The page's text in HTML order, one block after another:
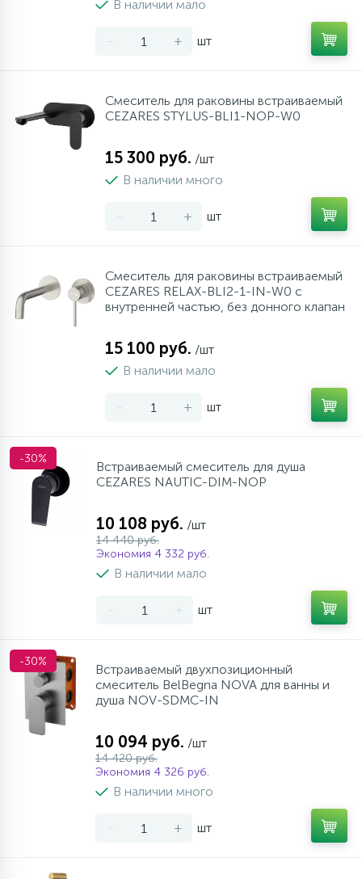
Возврат товара
В наличии мало
- + шт
Смеситель для раковины встраиваемый
CEZARES STYLUS-BLI1-NOP-W0
15 300 руб. /шт
В наличии много
- + шт
Смеситель для раковины встраиваемый
CEZARES RELAX-BLI2-1-IN-W0 с
внутренней частью, без донного клапан
15 100 руб. /шт
В наличии мало
- + шт
-30%
Встраиваемый смеситель для душа
CEZARES NAUTIC-DIM-NOP
10 108 руб. /шт
14 440 руб.
Экономия 4 332 руб.
В наличии мало
- + шт
-30%
Встраиваемый двухпозиционный
смеситель BelBegna NOVA для ванны и
душа NOV-SDMC-IN
10 094 руб. /шт
14 420 руб.
Экономия 4 326 руб.
В наличии много
- + шт